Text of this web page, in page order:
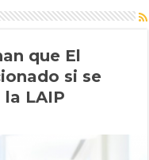
que El
si se
LAIP